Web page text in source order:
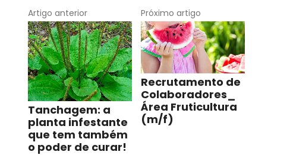
Artigo anterior
Tanchagem: a
planta infestante
que tem também
o poder de curar!
Próximo artigo
Recrutamento de
Colaboradores_
Área Fruticultura
(m/f)